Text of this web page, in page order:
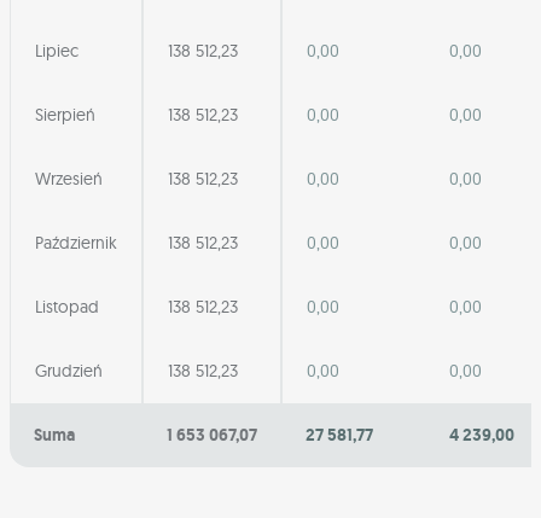
Lipiec 138 512,23 0,00 0,00
Sierpień 138 512,23 0,00 0,00
Wrzesień 138 512,23 0,00 0,00
Październik 138 512,23 0,00 0,00
Listopad 138 512,23 0,00 0,00
Grudzień 138 512,23 0,00 0,00
Suma 1 653 067,07 27 581,77 4 239,00